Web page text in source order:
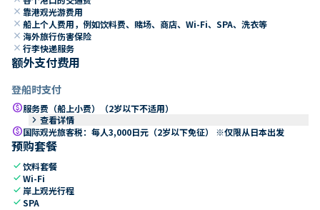
close 靠港观光游费用
close 船上个人费用，例如饮料费、赌场、商店、Wi-Fi、SPA、洗衣等
close 海外旅行伤害保险
close 行李快递服务
额外支付费用
登船时支付
paid服务费（船上小费）（2岁以下不适用）
keyboard_arrow_right 查看详情
paid国际观光旅客税：每人3,000日元（2岁以下免征） ※仅限从日本出发
预购套餐
check饮料套餐
checkWi-Fi
check 岸上观光行程
checkSPA